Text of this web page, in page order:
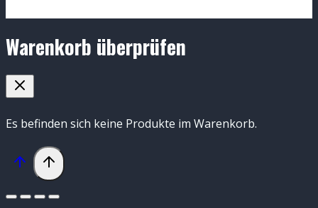
Warenkorb überprüfen
Es befinden sich keine Produkte im Warenkorb.